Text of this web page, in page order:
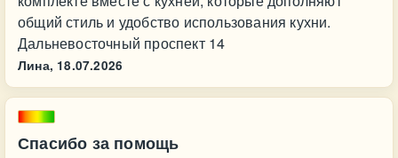
общий стиль и удобство использования кухни.
Дальневосточный проспект 14
Лина, 18.07.2026
Спасибо за помощь